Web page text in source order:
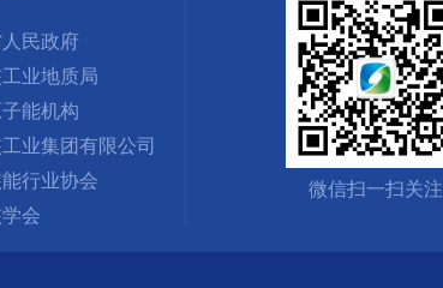
民政府
业地质局
能机构
业集团有限公司
行业协会
会
微信扫一扫关注